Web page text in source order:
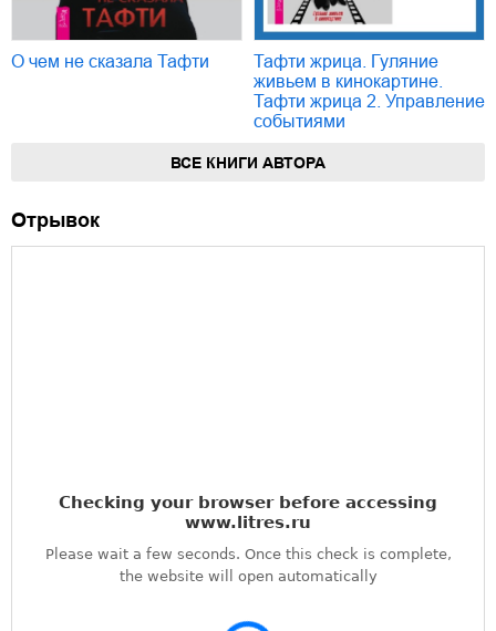
О чем не сказала Тафти
Тафти жрица. Гуляние
живьем в кинокартине.
Тафти жрица 2. Управление
событиями
ВСЕ КНИГИ АВТОРА
Отрывок